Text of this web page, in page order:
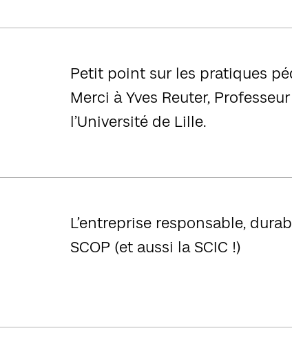
Petit point sur les pratiques
Merci à Yves Reuter,
l’Université de Lille.
L’entreprise responsable,
SCOP (et aussi la SCIC !)